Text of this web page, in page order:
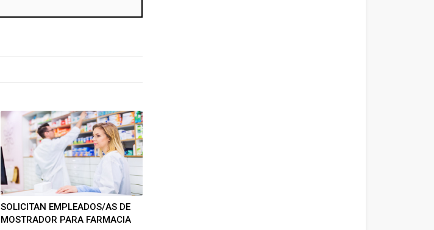
SOLICITAN EMPLEADOS/AS DE
MOSTRADOR PARA FARMACIA